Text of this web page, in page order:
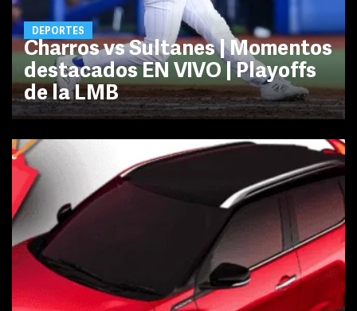
DEPORTES
Charros vs Sultanes | Momentos
destacados EN VIVO | Playoffs
de la LMB